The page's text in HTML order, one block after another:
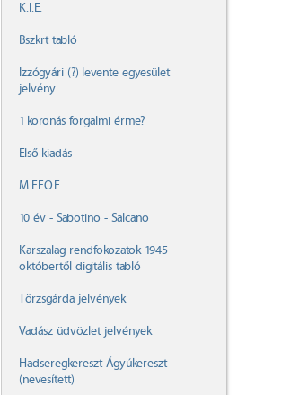
K.I.E.
Bszkrt tabló
Izzógyári (?) levente egyesület
jelvény
1 koronás forgalmi érme?
Első kiadás
M.F.F.O.E.
10 év - Sabotino - Salcano
Karszalag rendfokozatok 1945
októbertől digitális tabló
Törzsgárda jelvények
Vadász üdvözlet jelvények
Hadseregkereszt-Ágyúkereszt
(nevesített)